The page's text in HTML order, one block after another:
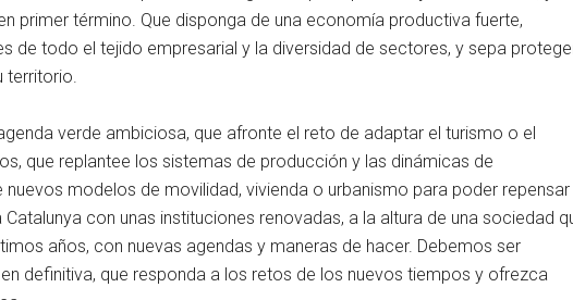
primer término. Que disponga de una economía productiva fuerte,
de todo el tejido empresarial y la diversidad de sectores, y sepa
territorio.
verde ambiciosa, que afronte el reto de adaptar el turismo o el
que replantee los sistemas de producción y las dinámicas de
modelos de movilidad, vivienda o urbanismo para poder repensar
Catalunya con unas instituciones renovadas, a la altura de una sociedad
años, con nuevas agendas y maneras de hacer. Debemos ser
definitiva, que responda a los retos de los nuevos tiempos y ofrezca